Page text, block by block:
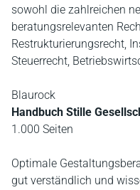
sowohl die zahlreichen
beratungsrelevanten
Restrukturierungsrecht,
Steuerrecht,
Blaurock
Handbuch Stille
1.000 Seiten
Optimale
gut verständlich und